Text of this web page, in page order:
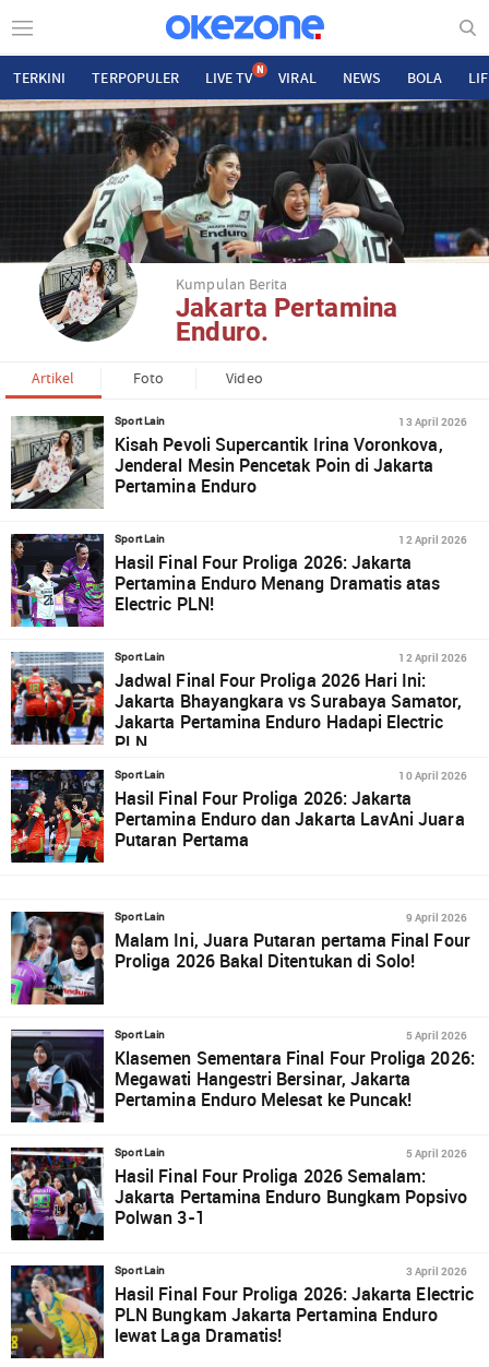
TERKINI TERPOPULER LIVE TV N VIRAL NEWS BOLA
Kumpulan Berita
Jakarta Pertamina
Enduro.
Artikel Foto Video
Sport Lain 13 April 2026
Kisah Pevoli Supercantik Irina Voronkova,
Jenderal Mesin Pencetak Poin di Jakarta
Pertamina Enduro
Sport Lain 12 April 2026
Hasil Final Four Proliga 2026: Jakarta
Pertamina Enduro Menang Dramatis atas
Electric PLN!
Sport Lain 12 April 2026
Jadwal Final Four Proliga 2026 Hari Ini:
Jakarta Bhayangkara vs Surabaya Samator,
Jakarta Pertamina Enduro Hadapi Electric
PLN
Sport Lain 10 April 2026
Hasil Final Four Proliga 2026: Jakarta
Pertamina Enduro dan Jakarta LavAni Juara
Putaran Pertama
Sport Lain 9 April 2026
Malam Ini, Juara Putaran pertama Final Four
Proliga 2026 Bakal Ditentukan di Solo!
Sport Lain 5 April 2026
Klasemen Sementara Final Four Proliga 2026:
Megawati Hangestri Bersinar, Jakarta
Pertamina Enduro Melesat ke Puncak!
Sport Lain 5 April 2026
Hasil Final Four Proliga 2026 Semalam:
Jakarta Pertamina Enduro Bungkam Popsivo
Polwan 3-1
Sport Lain 3 April 2026
Hasil Final Four Proliga 2026: Jakarta Electric
PLN Bungkam Jakarta Pertamina Enduro
lewat Laga Dramatis!